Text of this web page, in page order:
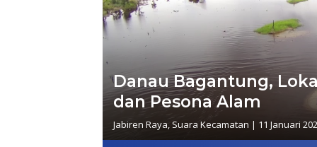
Danau Bagantung,
dan Pesona Alam
Jabiren Raya,Suara Kecamatan | 11 Januari